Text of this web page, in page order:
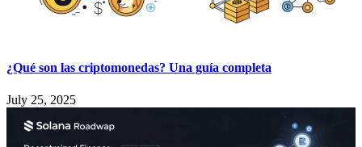
¿Qué son las criptomonedas? Una guía completa
July 25, 2025